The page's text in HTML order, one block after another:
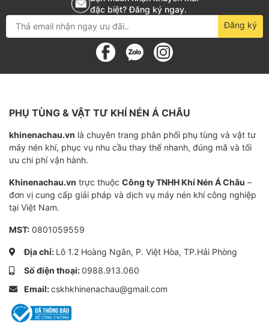
đặc biệt? Đăng ký ngay.
Đăng ký
PHỤ TÙNG & VẬT TƯ KHÍ NÉN Á CHÂU
khinenachau.vn là chuyên trang phân phối phụ tùng và vật tư
máy nén khí, phục vụ nhu cầu thay thế nhanh, đúng mã và tối
ưu chi phí vận hành.
Khinenachau.vn trực thuộc Công ty TNHH Khí Nén Á Châu –
đơn vị cung cấp giải pháp và dịch vụ máy nén khí công nghiệp
tại Việt Nam.
MST: 0801059559
Địa chỉ: Lô 1.2 Hoàng Ngân, P. Việt Hòa, TP.Hải Phòng
Số điện thoại:0988.913.060
Email:cskhkhinenachau@gmail.com